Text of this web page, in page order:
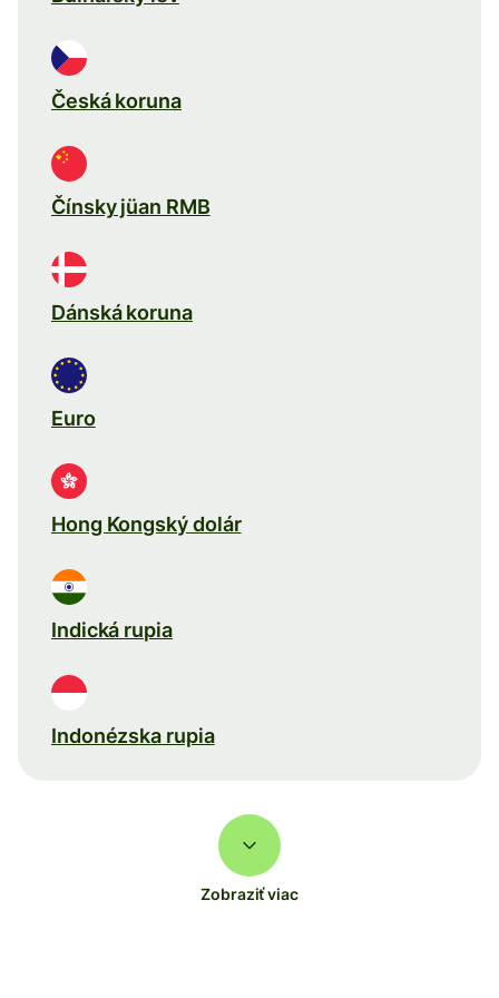
Česká koruna
Čínsky jüan RMB
Dánská koruna
Euro
Hong Kongský dolár
Indická rupia
Indonézska rupia
Zobraziť viac